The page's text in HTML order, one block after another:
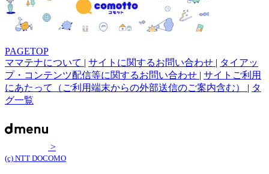
PAGETOP
ママテナについて | サイトに関するお問い合わせ | タイアッ
プ・コンテンツ配信等に関するお問い合わせ | サイトご利用
にあたって（ご利用端末からの外部送信のご案内含む） | タ
グ一覧
>
(c) NTT DOCOMO